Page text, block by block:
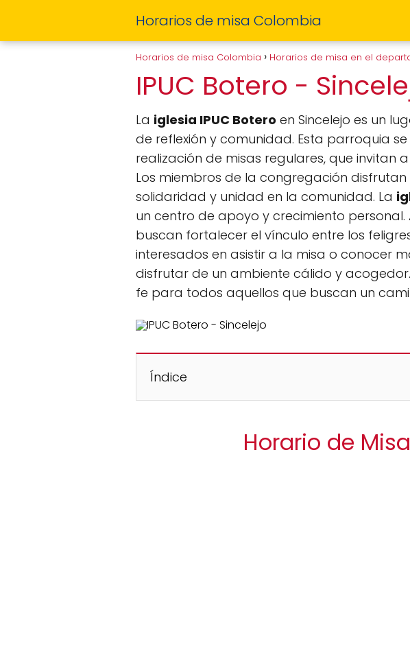
Horarios de misa Colombia
Horarios de misa Colombia Horarios de misa en el
IPUC Botero -
La iglesia IPUC Botero en Sincelejo es un
de reflexión y comunidad. Esta parroquia
realización de misas regulares, que invitan
Los miembros de la congregación
solidaridad y unidad en la comunidad. La
un centro de apoyo y crecimiento
buscan fortalecer el vínculo entre los
interesados en asistir a la misa o conocer
disfrutar de un ambiente cálido y
fe para todos aquellos que buscan un
Índice
Horario de